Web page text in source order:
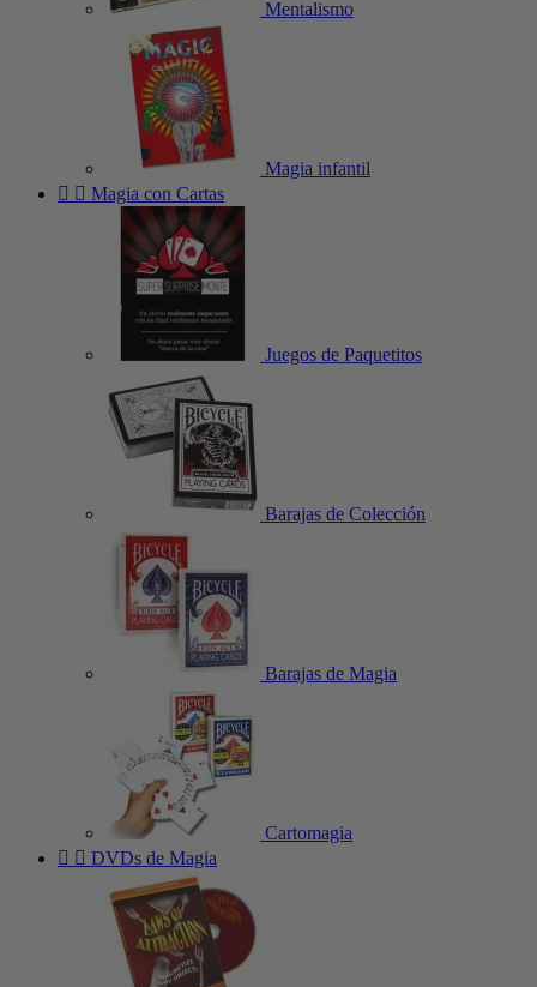
Mentalismo
Magia infantil
  Magia con Cartas
Juegos de Paquetitos
Barajas de Colección
Barajas de Magia
Cartomagia
  DVDs de Magia